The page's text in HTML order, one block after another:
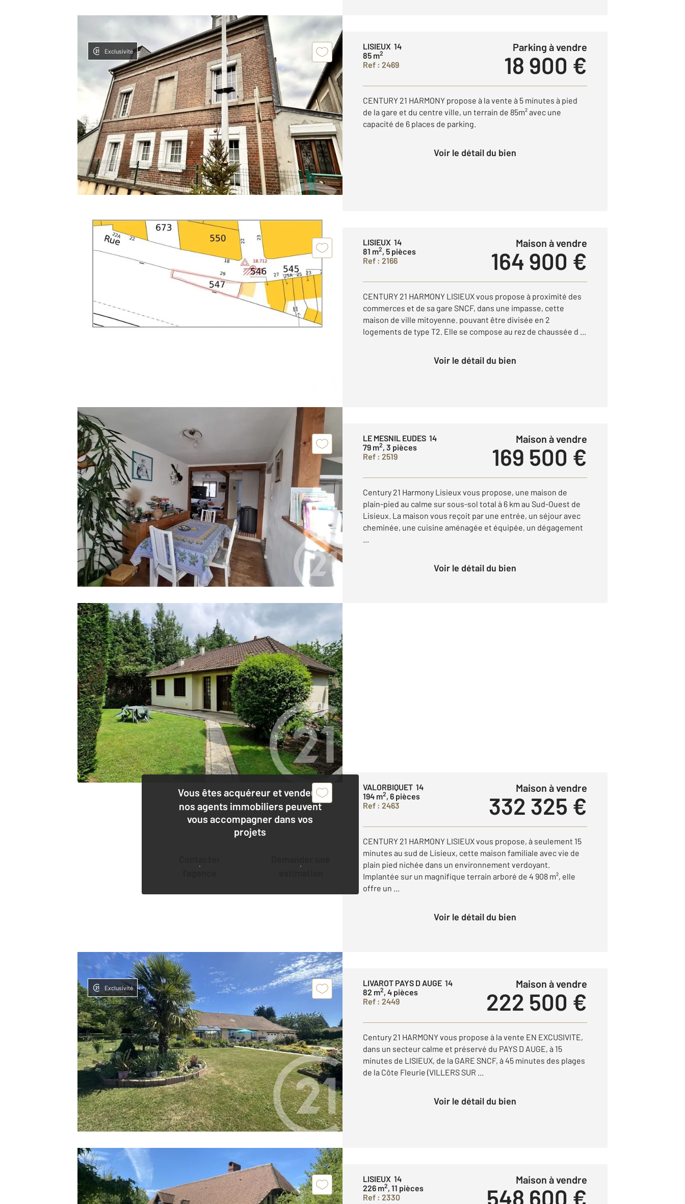
Exclusivité
LISIEUX 14
85 m2
Ref : 2469
Parking à vendre
18 900 €
CENTURY 21 HARMONY propose à la vente à 5 minutes à pied
de la gare et du centre ville, un terrain de 85m² avec une
capacité de 6 places de parking.
Voir le détail du bien
LISIEUX 14
81 m2, 5 pièces
Ref : 2166
Maison à vendre
164 900 €
CENTURY 21 HARMONY LISIEUX vous propose à proximité des
commerces et de sa gare SNCF, dans une impasse, cette
maison de ville mitoyenne. pouvant être divisée en 2
logements de type T2. Elle se compose au rez de chaussée d ...
Voir le détail du bien
LE MESNIL EUDES 14
79 m2, 3 pièces
Ref : 2519
Maison à vendre
169 500 €
Century 21 Harmony Lisieux vous propose, une maison de
plain-pied au calme sur sous-sol total à 6 km au Sud-Ouest de
Lisieux. La maison vous reçoit par une entrée, un séjour avec
cheminée, une cuisine aménagée et équipée, un dégagement
...
Voir le détail du bien
Vous êtes acquéreur et vendeur,
nos agents immobiliers peuvent
vous accompagner dans vos
projets
VALORBIQUET 14
194 m2, 6 pièces
Ref : 2463
Maison à vendre
332 325 €
CENTURY 21 HARMONY LISIEUX vous propose, à seulement 15
minutes au sud de Lisieux, cette maison familiale avec vie de
plain pied nichée dans un environnement verdoyant.
Implantée sur un magnifique terrain arboré de 4 908 m², elle
offre un ...
Voir le détail du bien
Exclusivité
LIVAROT PAYS D AUGE 14
82 m2, 4 pièces
Ref : 2449
Maison à vendre
222 500 €
Century 21 HARMONY vous propose à la vente EN EXCUSIVITE,
dans un secteur calme et préservé du PAYS D AUGE, à 15
minutes de LISIEUX, de la GARE SNCF, à 45 minutes des plages
de la Côte Fleurie (VILLERS SUR ...
Voir le détail du bien
LISIEUX 14
226 m2, 11 pièces
Ref : 2330
Maison à vendre
548 600 €